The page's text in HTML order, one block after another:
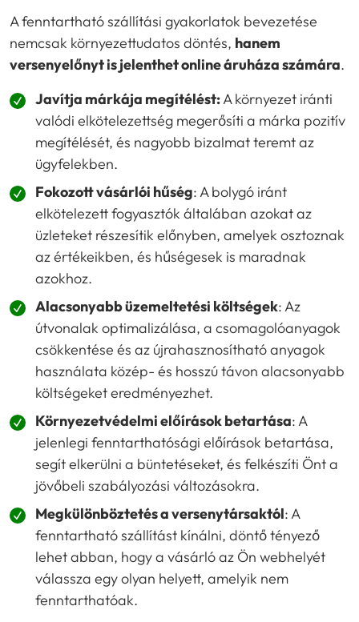
A fenntartható szállítási gyakorlatok bevezetése
nemcsak környezettudatos döntés, hanem
versenyelőnyt is jelenthet online áruháza számára.
Javítja márkája megítélést:A környezet iránti
valódi elkötelezettség megerősíti a márka pozitív
megítélését, és nagyobb bizalmat teremt az
ügyfelekben.
Fokozott vásárlói hűség: A bolygó iránt
elkötelezett fogyasztók általában azokat az
üzleteket részesítik előnyben, amelyek osztoznak
az értékeikben, és hűségesek is maradnak
azokhoz.
Alacsonyabb üzemeltetési költségek: Az
útvonalak optimalizálása, a csomagolóanyagok
csökkentése és az újrahasznosítható anyagok
használata közép- és hosszú távon alacsonyabb
költségeket eredményezhet.
Környezetvédelmi előírások betartása: A
jelenlegi fenntarthatósági előírások betartása,
segít elkerülni a büntetéseket, és felkészíti Önt a
jövőbeli szabályozási változásokra.
Megkülönböztetés a versenytársaktól: A
fenntartható szállítást kínálni, döntő tényező
lehet abban, hogy a vásárló az Ön webhelyét
válassza egy olyan helyett, amelyik nem
fenntarthatóak.